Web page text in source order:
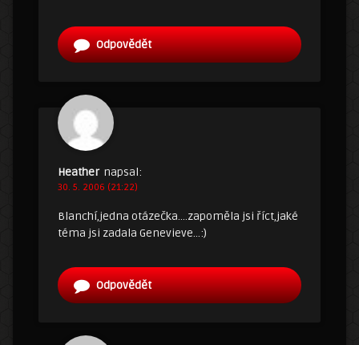
Odpovědět
Heather napsal:
30. 5. 2006 (21:22)
Blanchí,jedna otázečka….zapoměla jsi říct,jaké
téma jsi zadala Genevieve…:)
Odpovědět